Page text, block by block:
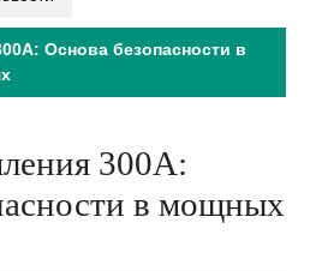
Основа безопасности в
300А:
в мощных